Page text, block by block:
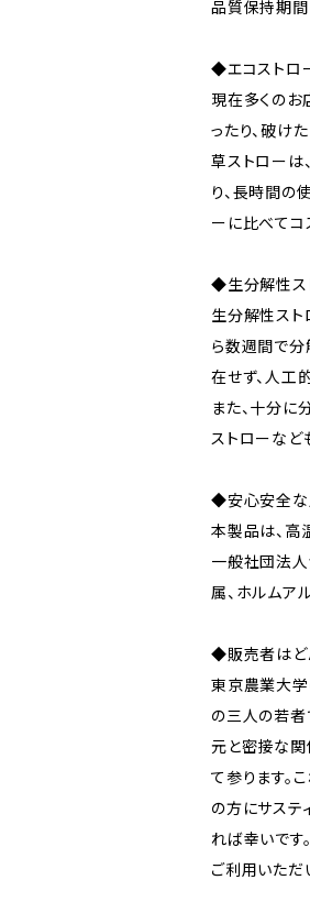
品質保持期間
◆エコストロ
現在多くのお
ったり、破け
草ストローは
り、長時間の
ーに比べてコ
◆生分解性
生分解性ス
ら数週間で分
在せず、人工
また、十分に
ストローなど
◆安心安全な
本製品は、高
一般社団法人
属、ホルムア
◆販売者はど
東京農業大学
の三人の若者
元と密接な関
て参ります。
の方にサステ
れば幸いです
ご利用いただ